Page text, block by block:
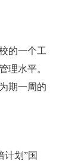
的一个工
理水平。
期一周的
划”国